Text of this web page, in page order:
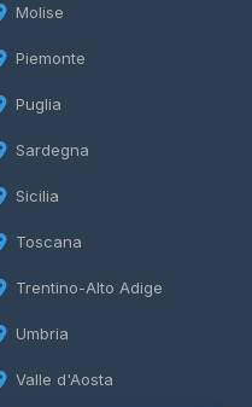
Molise
Piemonte
Puglia
Sardegna
Sicilia
Toscana
Trentino-Alto Adige
Umbria
Valle d'Aosta